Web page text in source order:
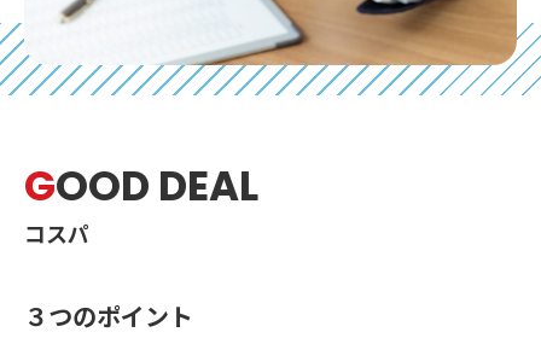
GOOD DEAL
コスパ
３つのポイント